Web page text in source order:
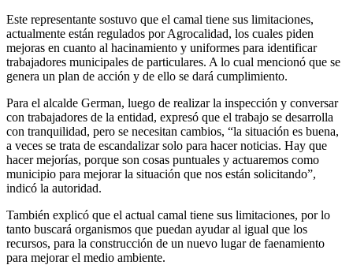
Este representante sostuvo que el camal tiene sus limitaciones,
actualmente están regulados por Agrocalidad, los cuales piden
mejoras en cuanto al hacinamiento y uniformes para identificar
trabajadores municipales de particulares. A lo cual mencionó que se
genera un plan de acción y de ello se dará cumplimiento.
Para el alcalde German, luego de realizar la inspección y conversar
con trabajadores de la entidad, expresó que el trabajo se desarrolla
con tranquilidad, pero se necesitan cambios, “la situación es buena,
a veces se trata de escandalizar solo para hacer noticias. Hay que
hacer mejorías, porque son cosas puntuales y actuaremos como
municipio para mejorar la situación que nos están solicitando”,
indicó la autoridad.
También explicó que el actual camal tiene sus limitaciones, por lo
tanto buscará organismos que puedan ayudar al igual que los
recursos, para la construcción de un nuevo lugar de faenamiento
para mejorar el medio ambiente.